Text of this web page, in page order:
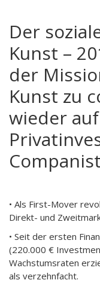
Der
Kunst –
der
Kunst zu
wieder
• Als First-Mover
Direkt- und
• Seit der ersten
(220.000 €
Wachstumsraten
als verzehnfacht.